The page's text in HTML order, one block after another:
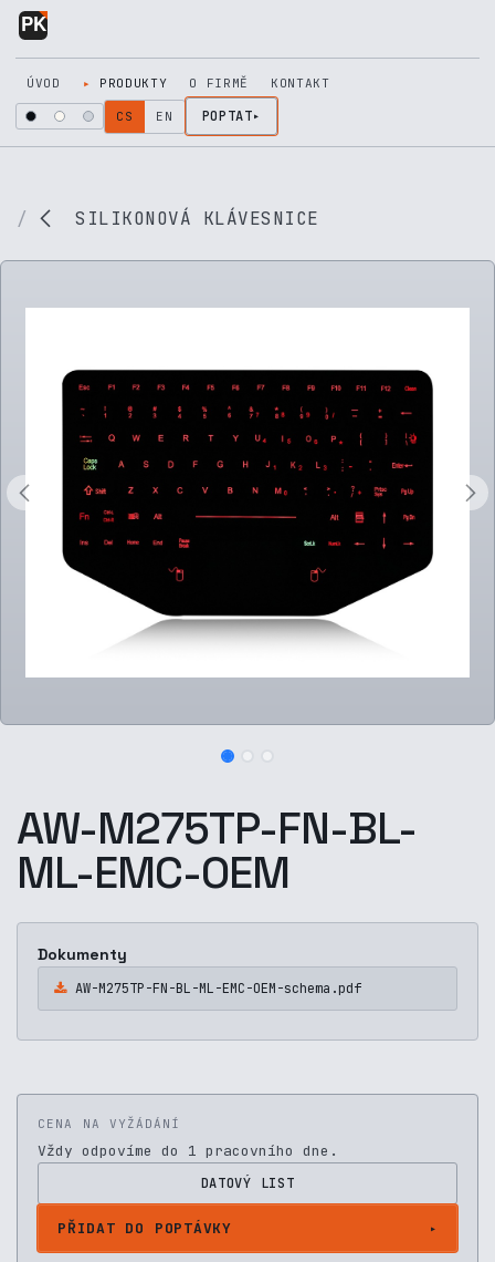
Přejít na obsah
ÚVOD PRODUKTY O FIRMĚ KONTAKT
CS EN POPTAT
SILIKONOVÁ KLÁVESNICE
AW-M275TP-FN-BL-
ML-EMC-OEM
Dokumenty
AW-M275TP-FN-BL-ML-EMC-OEM-schema.pdf
CENA NA VYŽÁDÁNÍ
Vždy odpovíme do 1 pracovního dne.
DATOVÝ LIST
PŘIDAT DO POPTÁVKY